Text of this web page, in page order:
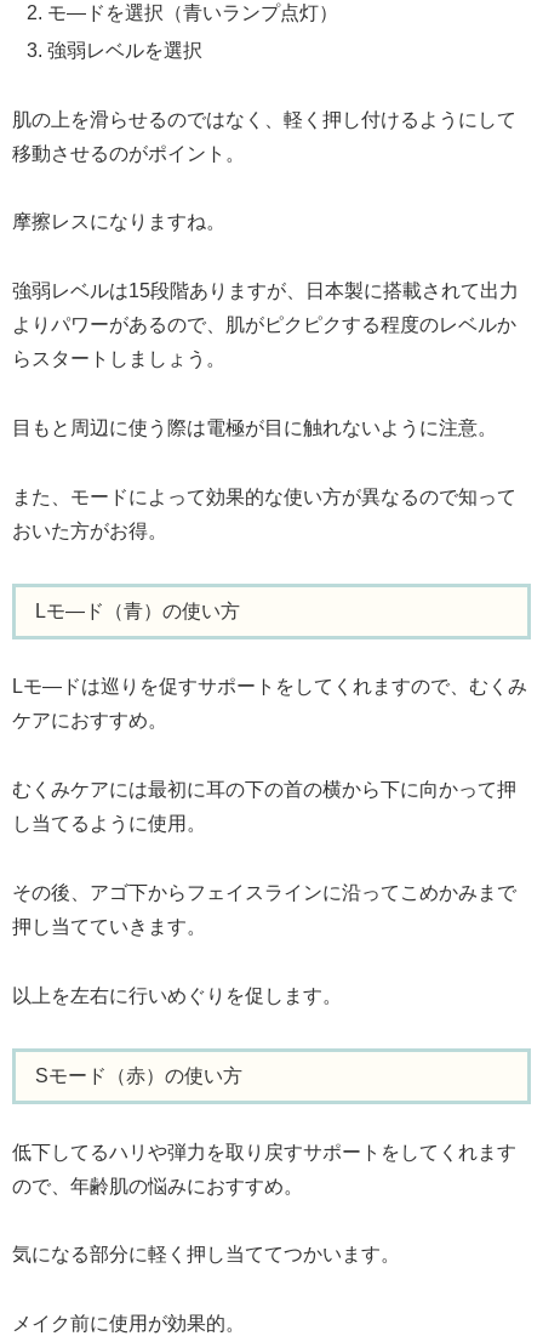
モ―ドを選択（青いランプ点灯）
強弱レベルを選択
肌の上を滑らせるのではなく、軽く押し付けるようにして
移動させるのがポイント。
摩擦レスになりますね。
強弱レベルは15段階ありますが、日本製に搭載されて出力
よりパワーがあるので、肌がピクピクする程度のレベルか
らスタートしましょう。
目もと周辺に使う際は電極が目に触れないように注意。
また、モードによって効果的な使い方が異なるので知って
おいた方がお得。
Lモ―ド（青）の使い方
Lモ―ドは巡りを促すサポートをしてくれますので、むくみ
ケアにおすすめ。
むくみケアには最初に耳の下の首の横から下に向かって押
し当てるように使用。
その後、アゴ下からフェイスラインに沿ってこめかみまで
押し当てていきます。
以上を左右に行いめぐりを促します。
Sモード（赤）の使い方
低下してるハリや弾力を取り戻すサポートをしてくれます
ので、年齢肌の悩みにおすすめ。
気になる部分に軽く押し当ててつかいます。
メイク前に使用が効果的。